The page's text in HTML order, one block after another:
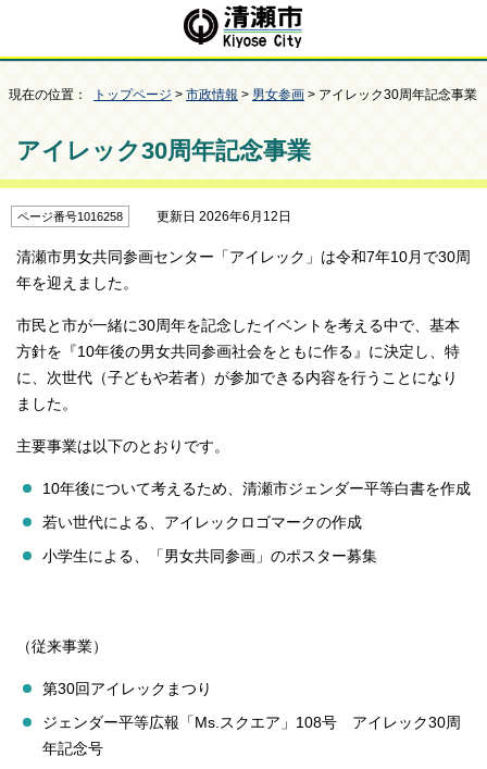
現在の位置： トップページ > 市政情報 > 男女参画 > アイレック30周年記念事業
アイレック30周年記念事業
ページ番号1016258 更新日 2026年6月12日
清瀬市男女共同参画センター「アイレック」は令和7年10月で30周
年を迎えました。
市民と市が一緒に30周年を記念したイベントを考える中で、基本
方針を『10年後の男女共同参画社会をともに作る』に決定し、特
に、次世代（子どもや若者）が参加できる内容を行うことになり
ました。
主要事業は以下のとおりです。
10年後について考えるため、清瀬市ジェンダー平等白書を作成
若い世代による、アイレックロゴマークの作成
小学生による、「男女共同参画」のポスター募集
（従来事業）
第30回アイレックまつり
ジェンダー平等広報「Ms.スクエア」108号 アイレック30周
年記念号